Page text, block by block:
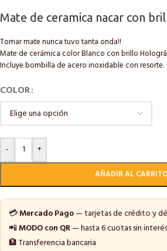
Mate de ceramica nacar con
Tomar mate nunca tuvo tanta onda!!
Mate de cerámica color Blanco con brillo
Incluye bombilla de acero inoxidable con resorte.
COLOR
-
+
AÑADIR AL CARRITO
💳Mercado Pago— tarjetas de crédito y
📲MODO con QR— hasta 6 cuotas sin interés
🏦 Transferencia bancaria